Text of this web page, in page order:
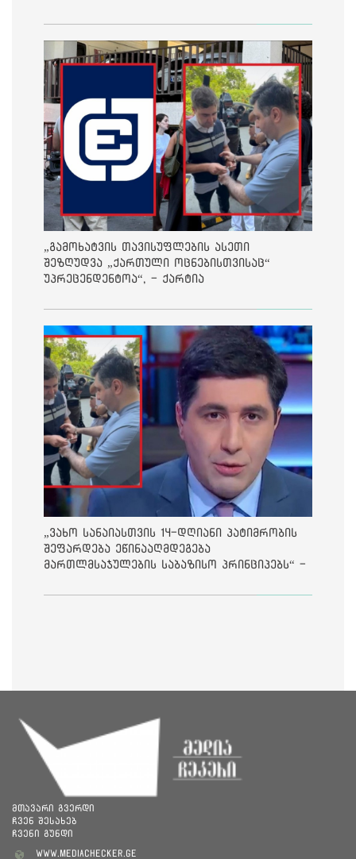
„გამოხატვის თავისუფლების ასეთი
შეზღუდვა „ქართული ოცნებისთვისაც“
უპრეცენდენტოა“, - ქარტია
„ვახო სანაიასთვის 14-დღიანი პატიმრობის
შეფარდება ეწინააღმდეგება
მართლმსაჯულების საბაზისო პრინციპებს“ -
მთავარი გვერდი
ჩვენ შესახებ
ჩვენი გუნდი
www.mediachecker.ge